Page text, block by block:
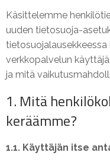
Käsittelemme
uuden tietosuoja-
verkkopalvelun
ja mitä
1. Mitä
keräämme?
1.1. Käyttäjän itse